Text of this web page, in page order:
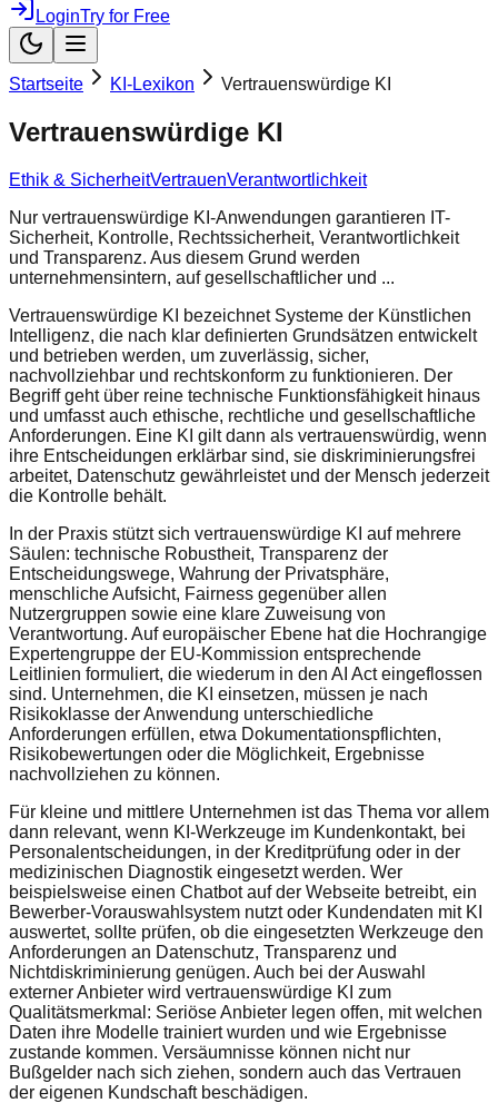
LoginTry for Free
Startseite KI-Lexikon Vertrauenswürdige KI
Vertrauenswürdige KI
Ethik & SicherheitVertrauenVerantwortlichkeit
Nur vertrauenswürdige KI-Anwendungen garantieren IT-
Sicherheit, Kontrolle, Rechtssicherheit, Verantwortlichkeit
und Transparenz. Aus diesem Grund werden
unternehmensintern, auf gesellschaftlicher und ...
Vertrauenswürdige KI bezeichnet Systeme der Künstlichen
Intelligenz, die nach klar definierten Grundsätzen entwickelt
und betrieben werden, um zuverlässig, sicher,
nachvollziehbar und rechtskonform zu funktionieren. Der
Begriff geht über reine technische Funktionsfähigkeit hinaus
und umfasst auch ethische, rechtliche und gesellschaftliche
Anforderungen. Eine KI gilt dann als vertrauenswürdig, wenn
ihre Entscheidungen erklärbar sind, sie diskriminierungsfrei
arbeitet, Datenschutz gewährleistet und der Mensch jederzeit
die Kontrolle behält.
In der Praxis stützt sich vertrauenswürdige KI auf mehrere
Säulen: technische Robustheit, Transparenz der
Entscheidungswege, Wahrung der Privatsphäre,
menschliche Aufsicht, Fairness gegenüber allen
Nutzergruppen sowie eine klare Zuweisung von
Verantwortung. Auf europäischer Ebene hat die Hochrangige
Expertengruppe der EU-Kommission entsprechende
Leitlinien formuliert, die wiederum in den AI Act eingeflossen
sind. Unternehmen, die KI einsetzen, müssen je nach
Risikoklasse der Anwendung unterschiedliche
Anforderungen erfüllen, etwa Dokumentationspflichten,
Risikobewertungen oder die Möglichkeit, Ergebnisse
nachvollziehen zu können.
Für kleine und mittlere Unternehmen ist das Thema vor allem
dann relevant, wenn KI-Werkzeuge im Kundenkontakt, bei
Personalentscheidungen, in der Kreditprüfung oder in der
medizinischen Diagnostik eingesetzt werden. Wer
beispielsweise einen Chatbot auf der Webseite betreibt, ein
Bewerber-Vorauswahlsystem nutzt oder Kundendaten mit KI
auswertet, sollte prüfen, ob die eingesetzten Werkzeuge den
Anforderungen an Datenschutz, Transparenz und
Nichtdiskriminierung genügen. Auch bei der Auswahl
externer Anbieter wird vertrauenswürdige KI zum
Qualitätsmerkmal: Seriöse Anbieter legen offen, mit welchen
Daten ihre Modelle trainiert wurden und wie Ergebnisse
zustande kommen. Versäumnisse können nicht nur
Bußgelder nach sich ziehen, sondern auch das Vertrauen
der eigenen Kundschaft beschädigen.